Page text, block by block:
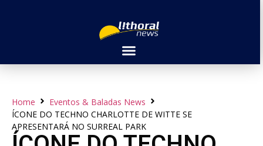
Home
Eventos & Baladas News
ÍCONE DO TECHNO CHARLOTTE DE WITTE SE
APRESENTARÁ NO SURREAL PARK